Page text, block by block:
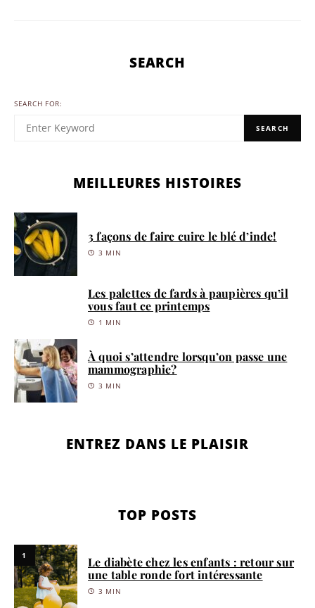
SEARCH
SEARCH FOR:
SEARCH
MEILLEURES HISTOIRES
3 façons de faire cuire le blé d’inde!
3 MIN
Les palettes de fards à paupières qu’il
vous faut ce printemps
1 MIN
À quoi s’attendre lorsqu’on passe une
mammographie?
3 MIN
ENTREZ DANS LE PLAISIR
TOP POSTS
1
Le diabète chez les enfants : retour sur
une table ronde fort intéressante
3 MIN